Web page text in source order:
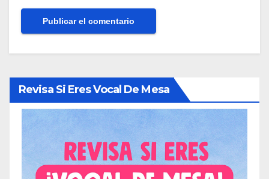
Revisa Si Eres Vocal De Mesa